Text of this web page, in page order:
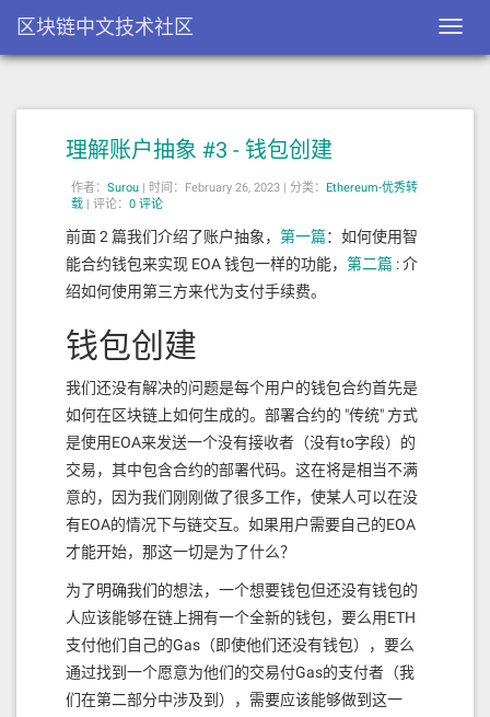
区块链中文技术社区
理解账户抽象 #3 - 钱包创建
作者： Surou | 时间：February 26, 2023 | 分类： Ethereum-优秀转
载 | 评论： 0 评论
前面 2 篇我们介绍了账户抽象， 第一篇：如何使用智
能合约钱包来实现 EOA 钱包一样的功能， 第二篇 : 介
绍如何使用第三方来代为支付手续费。
钱包创建
我们还没有解决的问题是每个用户的钱包合约首先是
如何在区块链上如何生成的。部署合约的 "传统" 方式
是使用EOA来发送一个没有接收者（没有to字段）的
交易，其中包含合约的部署代码。这在将是相当不满
意的，因为我们刚刚做了很多工作，使某人可以在没
有EOA的情况下与链交互。如果用户需要自己的EOA
才能开始，那这一切是为了什么？
为了明确我们的想法，一个想要钱包但还没有钱包的
人应该能够在链上拥有一个全新的钱包，要么用ETH
支付他们自己的Gas（即使他们还没有钱包），要么
通过找到一个愿意为他们的交易付Gas的支付者（我
们在第二部分中涉及到），需要应该能够做到这一